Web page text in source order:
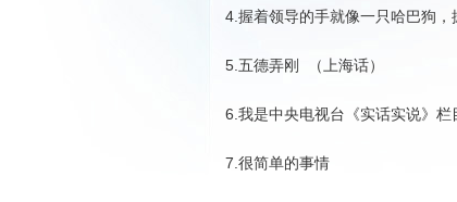
4.握着领导的手就像一只哈巴狗
5.五德弄刚 （上海话）
6.我是中央电视台《实话实说》栏
7.很简单的事情